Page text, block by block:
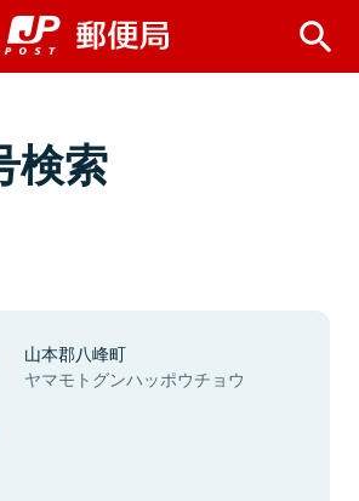
検索
山本郡八峰町
ヤマモトグンハッポウチョウ